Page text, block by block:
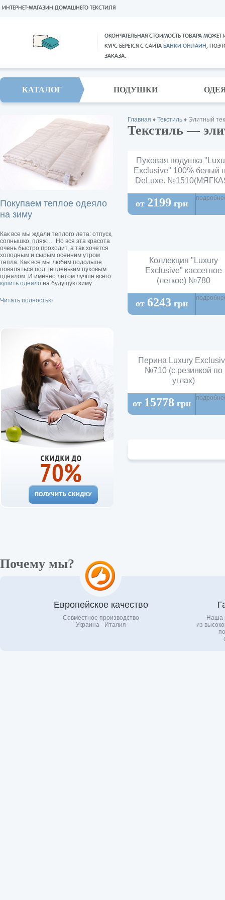
ОКОНЧАТЕЛЬНАЯ СТОИМОСТЬ ТОВАРА
КУРС БЕРЕТСЯ С САЙТА БАНКИ ОНЛАЙН,
ЗАКАЗА.
ИНТЕРНЕТ-МАГАЗИН ДОМАШНЕГО ТЕКСТИЛЯ
КАТАЛОГ ПОДУШКИ
Покупаем теплое одеяло
на зиму
Как все мы ждали теплого лета: отпуск,
солнышко, пляж… Но вся эта красота
очень быстро проходит, а так хочется
холодным и сырым осенним утром
тепла. Как все мы любим подольше
поваляться под тепленьким пуховым
одеялом. И именно летом лучше всего
купить одеяло на будущую зиму...
Читать полностью
Главная ♦ Текстиль ♦ Элитный
Текстиль —
Пуховая подушка
Exclusive" 100% белый
DeLuxe.
от 2199 грн
Коллекция "Luxury
Exclusive" кассетное
(легкое) №780
от 6243 грн
Перина Luxury
№710 (с резинкой по
углах)
от 15778 грн
Почему мы?
Европейское качество
Совместное производство
Украина - Италия
Наша
из